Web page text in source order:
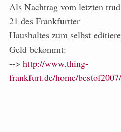
Als Nachtrag vom letzten
21 des Frankfurtter
Haushaltes zum selbst
Geld bekommt:
--> http://www.thing-
frankfurt.de/home/